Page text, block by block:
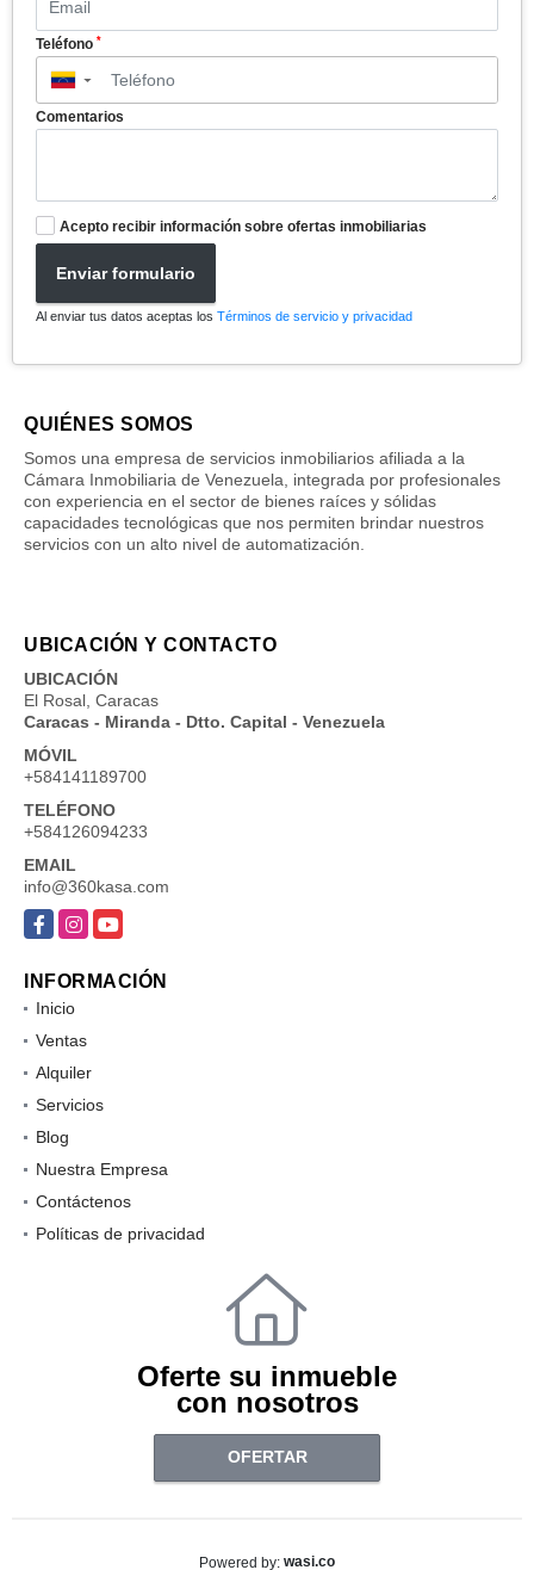
Teléfono *
▼
Comentarios
Acepto recibir información sobre ofertas inmobiliarias
Enviar formulario
Al enviar tus datos aceptas los Términos de servicio y privacidad
QUIÉNES SOMOS
Somos una empresa de servicios inmobiliarios afiliada a la
Cámara Inmobiliaria de Venezuela, integrada por profesionales
con experiencia en el sector de bienes raíces y sólidas
capacidades tecnológicas que nos permiten brindar nuestros
servicios con un alto nivel de automatización.
UBICACIÓN Y CONTACTO
UBICACIÓN
El Rosal, Caracas
Caracas - Miranda - Dtto. Capital - Venezuela
MÓVIL
+584141189700
TELÉFONO
+584126094233
EMAIL
info@360kasa.com
Facebook
InstagramYouTube
INFORMACIÓN
Inicio
Ventas
Alquiler
Servicios
Blog
Nuestra Empresa
Contáctenos
Políticas de privacidad
Oferte su inmueble
con nosotros
OFERTAR
Powered by: wasi.co